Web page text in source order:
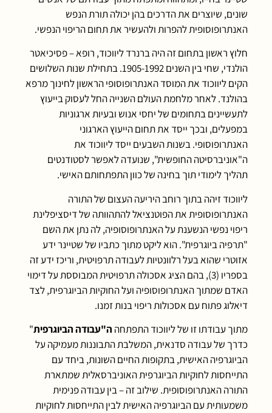
שונים, שיוצרים את הדרכים בהן יכולה תורת הנפש
האנתרופוסופית להפרות ולהעשיר את תחום הריפוי הנפשי.
חלוץ ראשון בתחום זה היה ברנרד ליווכוד, רופא – פסיכיאטר
הולנדי, שחי בין השנים 1905-1992. בתחילת שנות השלושים
הקים ליווכוד את המוסד האנתרופוסופי הראשון לחינוך מרפא
בהולנד. לאחר מלחמת העולם השנייה החל לעסוק בייעוץ
לתעשיינים בתחומים של יחסי אנוש ובעיות ארגוניות
במפעלים, ובכך ייסד את תחום הייעוץ הארגוני
האנתרופוסופי. בשנות השבעים ייסד ליווכוד את
ה"אוניברסיטה החופשית", שנועדה לאפשר לסטודנטים
תהליך לימודי תוך בחינה של כוון התפתחותם האישי.
ליווכוד זיהה בתוך רוחב היריעה העצום של התורה
האנתרופוסופית את הפוטנציאל להתהוותה של דיסציפלינת
ריפוי נפשי הנשענת על האנתרופוסופיה, לה נתן את השם
"תרפיה ביוגרפית". הוא ליקט מתוך כתביו של שטיינר ידע
אזוטרי שהוא בעל רלוונטיות לעבודה תרפויטית, וריכז ידע זה
בספריו (3), בהם הציג אסכולה תרפויטית המבוססת על דימוי
האדם שמתוך האנתרופוסופיה ועל החוקיות הביוגרפית, לצד
דיאלוג פתוח עם אסכולות ריפוי בנות זמנו.
מתוך עבודתו זו של ליווכוד התפתחה ה"עבודה הביוגרפית"
כדרך של עבודה סדנאית, המשלבת התבוננות מעמיקה על
הביוגרפיה האישית, בתקופות החיים השונות, ביחד עם
התייחסות לחוקיות הביוגרפית האוניברסאלית שמתארת
התורה האנתרופוסופית. שילוב זה – בין עבודה פנימית
משמעותית עם הביוגרפיה האישית לבין התייחסות לחוקיות